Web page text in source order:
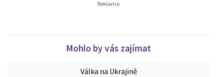
Mohlo by vás zajímat
Válka na Ukrajině